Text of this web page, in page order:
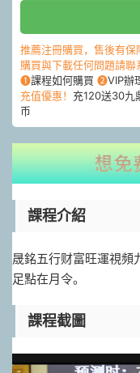
推薦注冊購買，售後有保
購買與下載任何問題請
❶課程如何購買 ❷VIP辦
充值優惠！ 充120送30九
币
課程介紹
晟銘五行财富旺運視頻
足點在月令。
課程截圖